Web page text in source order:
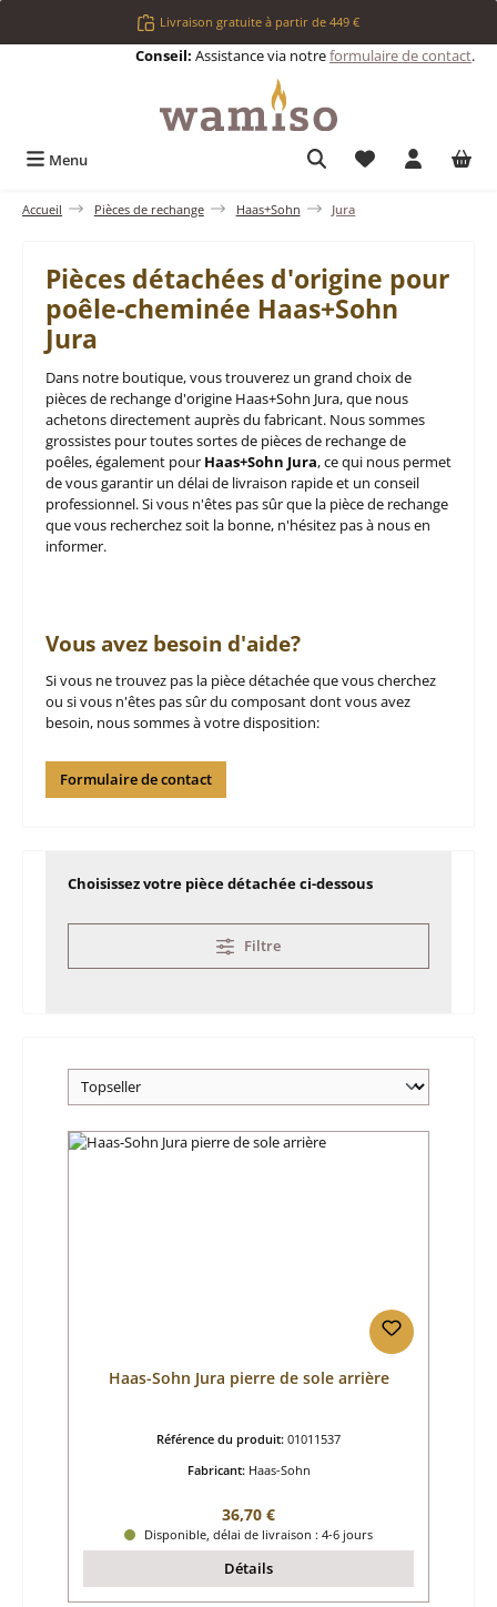
Passer au contenu principalLivraison gratuite à partir de 449 €
Conseil: Assistance via notreformulaire de contact.
Menu Vous avez 0
Accueil Pièces de rechange Haas+Sohn Jura
Pièces détachées d'origine pour
poêle-cheminée Haas+Sohn
Jura
Dans notre boutique, vous trouverez un grand choix de
pièces de rechange d'origine Haas+Sohn Jura, que nous
achetons directement auprès du fabricant. Nous sommes
grossistes pour toutes sortes de pièces de rechange de
poêles, également pour Haas+Sohn Jura, ce qui nous permet
de vous garantir un délai de livraison rapide et un conseil
professionnel. Si vous n'êtes pas sûr que la pièce de rechange
que vous recherchez soit la bonne, n'hésitez pas à nous en
informer.
Vous avez besoin d'aide?
Si vous ne trouvez pas la pièce détachée que vous cherchez
ou si vous n'êtes pas sûr du composant dont vous avez
besoin, nous sommes à votre disposition:
Formulaire de contact
Choisissez votre pièce détachée ci-dessous
Filtre
Haas-Sohn Jura pierre de sole arrière
Référence du produit: 01011537
Fabricant: Haas-Sohn
Prix régulier :
36,70 €
Disponible, délai de livraison : 4-6 jours
Détails